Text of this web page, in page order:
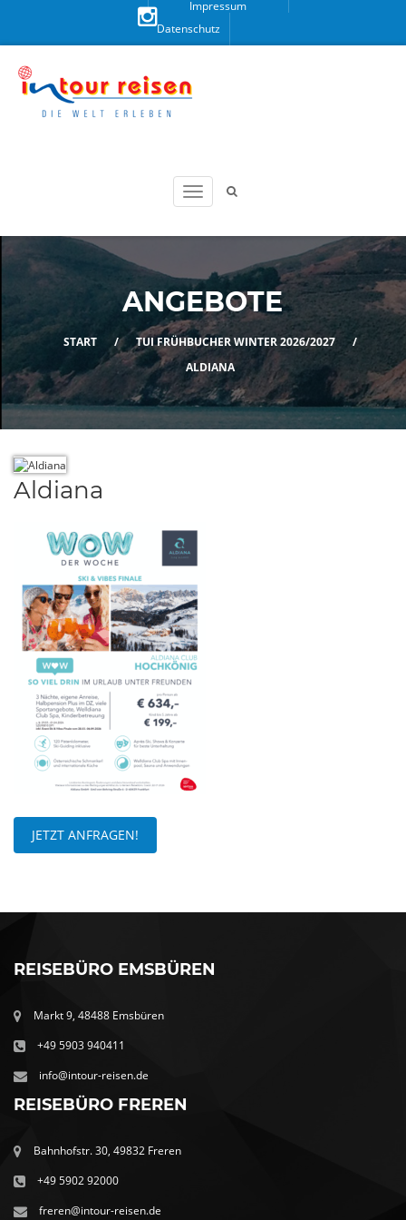
Sie uns
auf
Impressum
Datenschutz
ANGEBOTE
START / TUI FRÜHBUCHER WINTER 2026/2027
/
ALDIANA
Aldiana
JETZT ANFRAGEN!
REISEBÜRO EMSBÜREN
Markt 9, 48488 Emsbüren
+49 5903 940411
info@intour-reisen.de
REISEBÜRO FREREN
Bahnhofstr. 30, 49832 Freren
+49 5902 92000
freren@intour-reisen.de